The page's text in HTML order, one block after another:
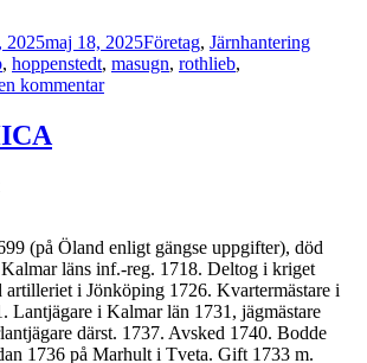
2025maj 18, 2025Företag, Järnhantering
, hoppenstedt, masugn, rothlieb,
kommentartill
(på Öland enligt gängse uppgifter), död
läns inf.-reg. 1718. Deltog i kriget
i Jönköping 1726. Kvartermästare i
Lant­jägare i Kalmar län 1731, jägmästare
därst. 1737. Avsked 1740. Bodde
1736 på Marhult i Tveta. Gift 1733 m.